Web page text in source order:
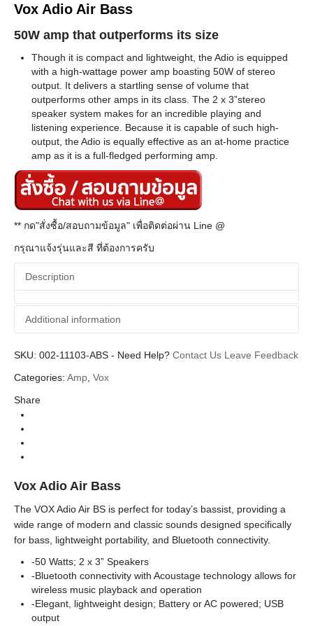
Vox Adio Air Bass
​50W amp that outperforms its size
Though it is compact and lightweight, the Adio is equipped
with a high-wattage power amp boasting 50W of stereo
output. It delivers a startling sense of volume that
outperforms other amps in its class. The 2 x 3”stereo
speaker system makes for an incredible playing and
listening experience. Because it is capable of such high-
output, the Adio is equally effective as an at-home practice
amp as it is a full-fledged performing amp.
** กด"สั่งซื้อ/สอบถามข้อมูล" เพื่อติดต่อผ่าน Line @
กรุณาแจ้งรุ่นและสี ที่ต้องการครับ
Description
Additional information
Additional information
Brands Vox
SKU: 002-11103-ABS - Need Help? Contact Us Leave Feedback
Categories: Amp Vox
Share
Vox Adio Air Bass
The VOX Adio Air BS is perfect for today’s bassist, providing a
wide range of modern and classic sounds designed specifically
for bass, lightweight portability, and Bluetooth connectivity.
-50 Watts; 2 x 3” Speakers
-Bluetooth connectivity with Acoustage technology allows for
wireless music playback and operation
-Elegant, lightweight design; Battery or AC powered; USB
output